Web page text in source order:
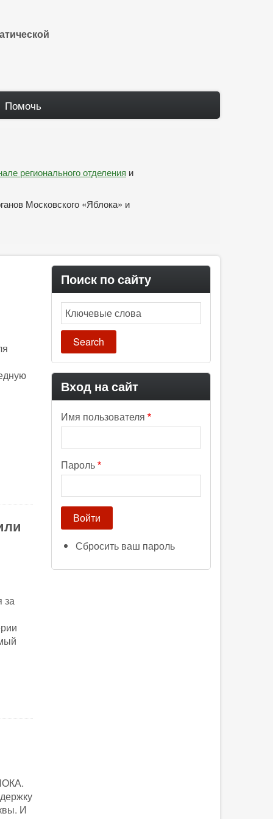
Помочь
регионального отделения и
Московского «Яблока» и
за
И
Поиск по сайту
Search
Вход на сайт
Имя пользователя
Пароль
Сбросить ваш пароль